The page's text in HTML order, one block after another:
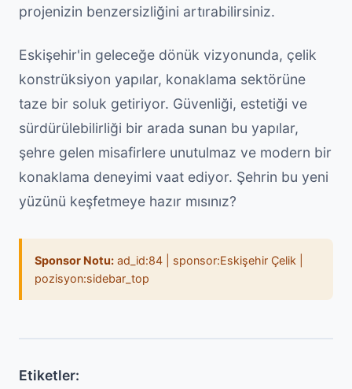
projenizin benzersizliğini artırabilirsiniz.
Eskişehir'in geleceğe dönük vizyonunda, çelik
konstrüksiyon yapılar, konaklama sektörüne
taze bir soluk getiriyor. Güvenliği, estetiği ve
sürdürülebilirliği bir arada sunan bu yapılar,
şehre gelen misafirlere unutulmaz ve modern bir
konaklama deneyimi vaat ediyor. Şehrin bu yeni
yüzünü keşfetmeye hazır mısınız?
Sponsor Notu: ad_id:84 | sponsor:Eskişehir Çelik |
pozisyon:sidebar_top
Etiketler: